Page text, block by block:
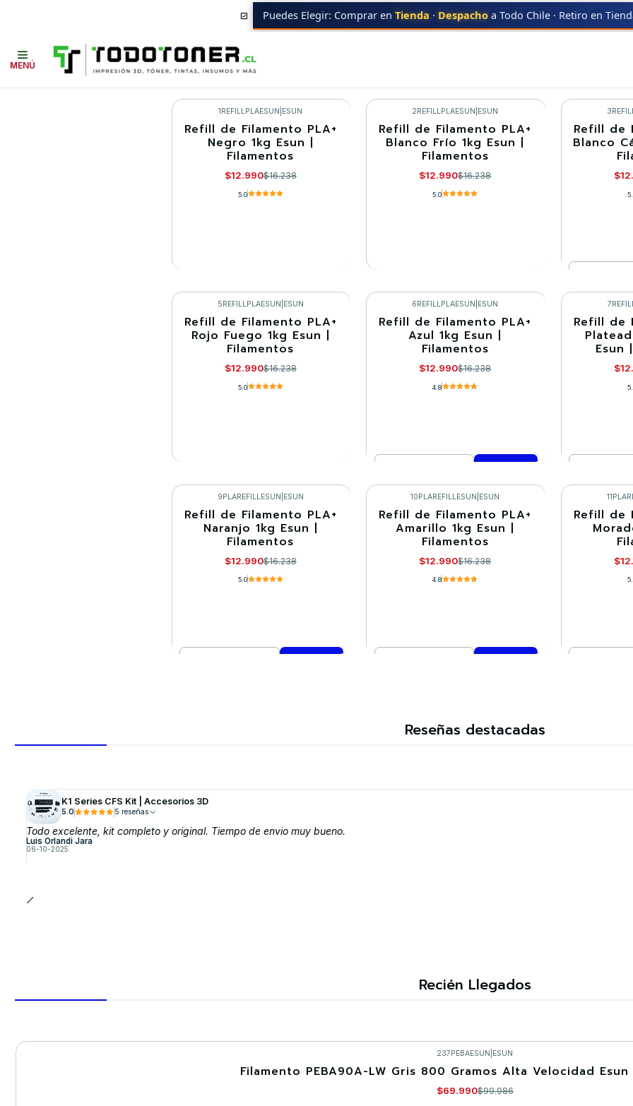
MENÚ
Puedes Elegir: Comprar en Tienda · Despacho a Todo Chile · Retiro en
PLA+ REFILL
PLA+ REFILL
-20%
Llega el 30/08/2026
1REFILLPLAESUN ESUN
Refill de Filamento PLA+
Negro 1kg Esun |
Filamentos
$12.990$16.238
5.0
VER DETALLES
-20%
2REFILLPLAESUN ESUN
Refill de Filamento PLA+
Blanco Frío 1kg Esun |
Filamentos
$12.990$16.238
5.0
VER DETALLES
-20%
Refill de
Blanco
-20%
5REFILLPLAESUN ESUN
Refill de Filamento PLA+
Rojo Fuego 1kg Esun |
Filamentos
$12.990$16.238
5.0
VER DETALLES
-20%
6REFILLPLAESUN ESUN
Refill de Filamento PLA+
Azul 1kg Esun |
Filamentos
$12.990$16.238
4.8
Comprar ahora
-20%
Refill de
Esun
-20%
9PLAREFILLESUN ESUN
Refill de Filamento PLA+
Naranjo 1kg Esun |
Filamentos
$12.990$16.238
5.0
-20%
10PLAREFILLESUN ESUN
Refill de Filamento PLA+
Amarillo 1kg Esun |
Filamentos
$12.990$16.238
4.8
-20%
Refill de
Reseñas destacadas
K1 Series CFS Kit | Accesorios 3D
5.0 5 reseñas
Todo excelente, kit completo y original. Tiempo de envio muy bueno.
Luis Orlandi Jara
06-10-2025
Recién Llegados
237PEBAESUN ESUN
Filamento PEBA90A-LW Gris 800 Gramos Alta Velocidad
$69.990$99.986